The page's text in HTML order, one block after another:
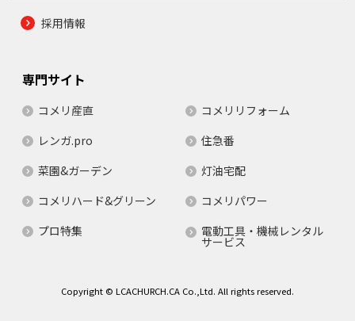
採用情報
専門サイト
コメリ産直
コメリリフォーム
レンガ.pro
住急番
菜園&ガーデン
灯油宅配
コメリハード&グリーン
コメリパワー
プロ特集
電動工具・機械レンタル
サービス
Copyright © LCACHURCH.CA Co.,Ltd. All rights reserved.